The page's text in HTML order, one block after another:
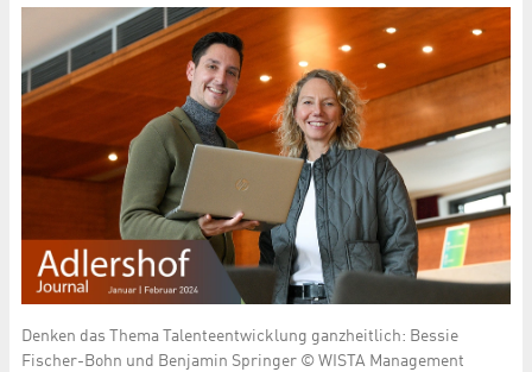
Denken das Thema Talenteentwicklung ganzheitlich: Bessie
Fischer-Bohn und Benjamin Springer © WISTA Management